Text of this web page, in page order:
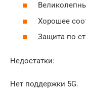
Хорошее
Защита по
Недостатки:
Нет поддержки 5G.